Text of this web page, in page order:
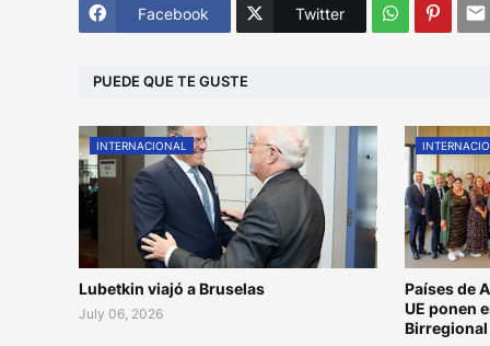
Facebook Twitter
PUEDE QUE TE GUSTE
INTERNACIONAL
Lubetkin viajó a Bruselas
July 06, 2026
Países de
UE ponen
Birregional